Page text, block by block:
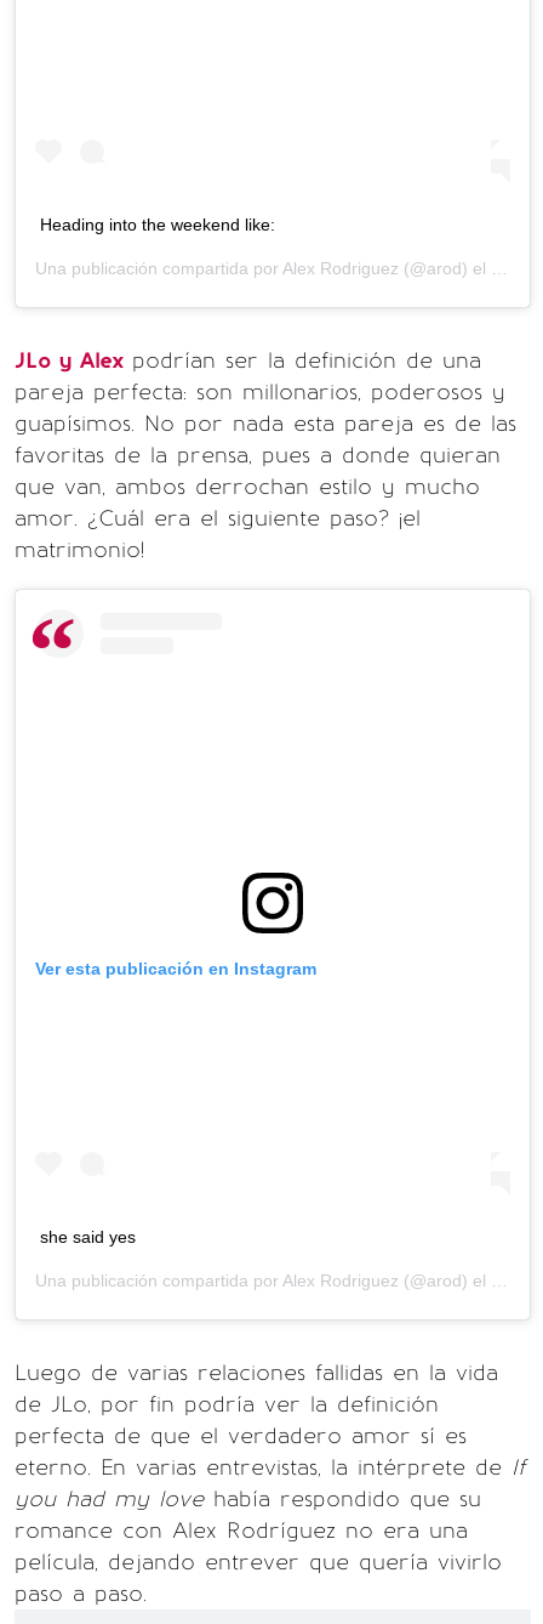
Heading into the weekend like:
Una publicación compartida por Alex Rodriguez (@arod) el
JLo y Alex podrían ser la definición de una
pareja perfecta: son millonarios, poderosos y
guapísimos. No por nada esta pareja es de las
favoritas de la prensa, pues a donde quieran
que van, ambos derrochan estilo y mucho
amor. ¿Cuál era el siguiente paso? ¡el
matrimonio!
Ver esta publicación en Instagram
she said yes
Una publicación compartida por Alex Rodriguez (@arod) el
Luego de varias relaciones fallidas en la vida
de JLo, por fin podría ver la definición
perfecta de que el verdadero amor sí es
eterno. En varias entrevistas, la intérprete de If
you had my lovehabía respondido que su
romance con Alex Rodríguez no era una
película, dejando entrever que quería vivirlo
paso a paso.